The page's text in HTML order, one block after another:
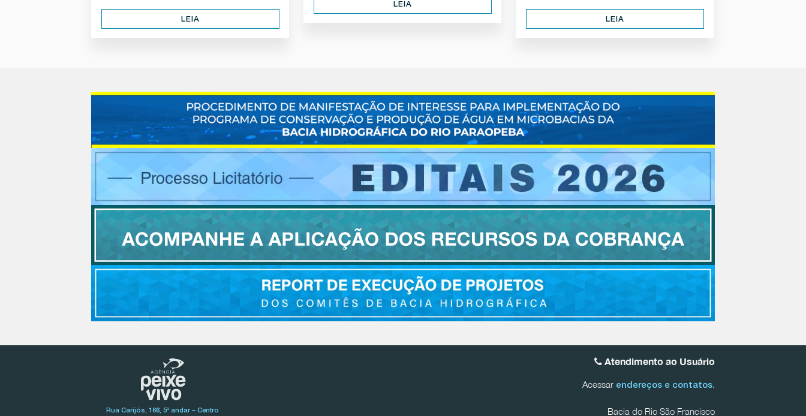
LEIA
LEIA
LEIA
Rua Carijós, 166, 5º andar – Centro
Atendimento ao Usuário
Acessar endereços e contatos.
Bacia do Rio São Francisco